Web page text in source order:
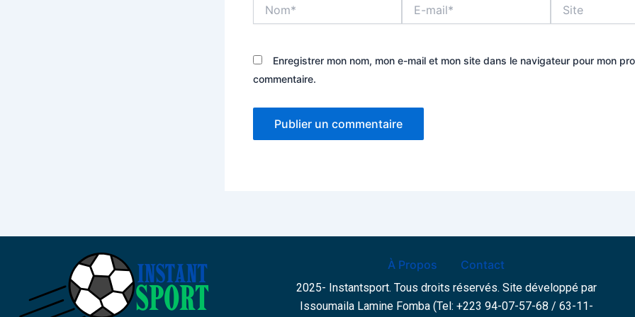
mail*
Enregistrer mon nom, mon e-mail et mon site dans le navigateur pour mon
commentaire.
À Propos Contact
2025- Instantsport. Tous droits réservés. Site développé par
Issoumaila Lamine Fomba (Tel: +223 94-07-57-68 / 63-11-